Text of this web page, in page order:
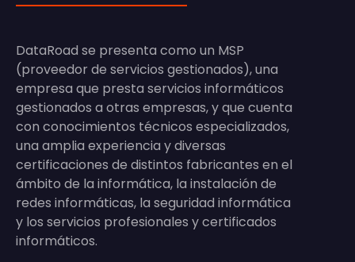
DataRoad se presenta como un MSP
(proveedor de servicios gestionados), una
empresa que presta servicios informáticos
gestionados a otras empresas, y que cuenta
con conocimientos técnicos especializados,
una amplia experiencia y diversas
certificaciones de distintos fabricantes en el
ámbito de la informática, la instalación de
redes informáticas, la seguridad informática
y los servicios profesionales y certificados
informáticos.